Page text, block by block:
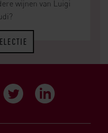
wijnen van Luigi